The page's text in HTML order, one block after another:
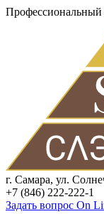
Профессиональный
г. Самара, ул.
+7 (846) 222-222-1
Задать вопрос On